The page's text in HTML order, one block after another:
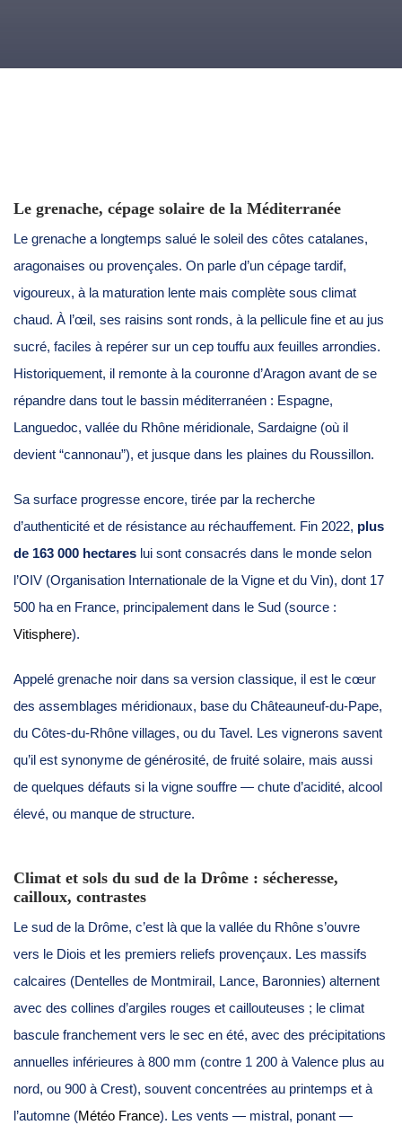
Le grenache, cépage solaire de la Méditerranée
Le grenache a longtemps salué le soleil des côtes catalanes,
aragonaises ou provençales. On parle d’un cépage tardif,
vigoureux, à la maturation lente mais complète sous climat
chaud. À l’œil, ses raisins sont ronds, à la pellicule fine et au jus
sucré, faciles à repérer sur un cep touffu aux feuilles arrondies.
Historiquement, il remonte à la couronne d’Aragon avant de se
répandre dans tout le bassin méditerranéen : Espagne,
Languedoc, vallée du Rhône méridionale, Sardaigne (où il
devient “cannonau”), et jusque dans les plaines du Roussillon.
Sa surface progresse encore, tirée par la recherche
d’authenticité et de résistance au réchauffement. Fin 2022, plus
de 163 000 hectares lui sont consacrés dans le monde selon
l’OIV (Organisation Internationale de la Vigne et du Vin), dont 17
500 ha en France, principalement dans le Sud (source :
Vitisphere).
Appelé grenache noir dans sa version classique, il est le cœur
des assemblages méridionaux, base du Châteauneuf-du-Pape,
du Côtes-du-Rhône villages, ou du Tavel. Les vignerons savent
qu’il est synonyme de générosité, de fruité solaire, mais aussi
de quelques défauts si la vigne souffre — chute d’acidité, alcool
élevé, ou manque de structure.
Climat et sols du sud de la Drôme : sécheresse,
cailloux, contrastes
Le sud de la Drôme, c’est là que la vallée du Rhône s’ouvre
vers le Diois et les premiers reliefs provençaux. Les massifs
calcaires (Dentelles de Montmirail, Lance, Baronnies) alternent
avec des collines d’argiles rouges et caillouteuses ; le climat
bascule franchement vers le sec en été, avec des précipitations
annuelles inférieures à 800 mm (contre 1 200 à Valence plus au
nord, ou 900 à Crest), souvent concentrées au printemps et à
l’automne (Météo France). Les vents — mistral, ponant —